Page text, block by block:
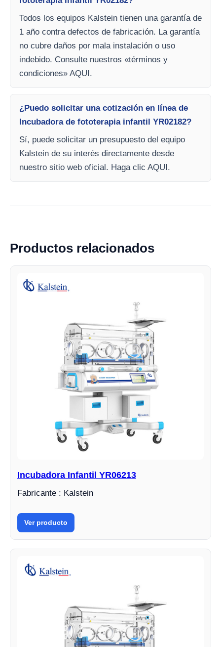
Todos los equipos Kalstein tienen una garantía de
1 año contra defectos de fabricación. La garantía
no cubre daños por mala instalación o uso
indebido. Consulte nuestros «términos y
condiciones» AQUI.
¿Puedo solicitar una cotización en línea de
Incubadora de fototerapia infantil YR02182?
Sí, puede solicitar un presupuesto del equipo
Kalstein de su interés directamente desde
nuestro sitio web oficial. Haga clic AQUI.
Productos relacionados
Incubadora Infantil YR06213
Fabricante : Kalstein
Ver producto